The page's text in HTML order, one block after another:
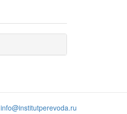
info@institutperevoda.ru